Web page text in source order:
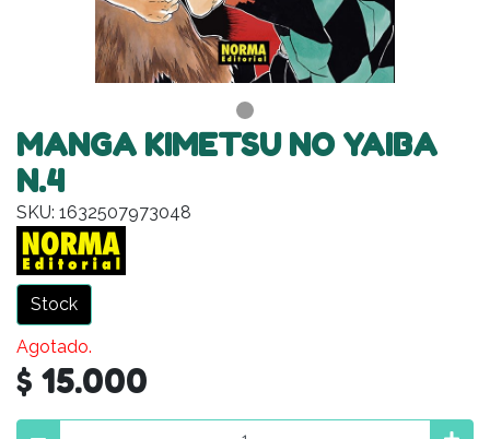
MANGA KIMETSU NO YAIBA
N.4
SKU: 1632507973048
Stock
Agotado.
$ 15.000